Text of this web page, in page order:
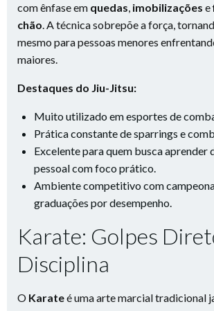
com ênfase em quedas, imobilizações e
chão. A técnica sobrepõe a força,
mesmo para pessoas menores
maiores.
Destaques do Jiu-Jitsu:
Muito utilizado em esportes de
Prática constante de sparrings e
Excelente para quem busca aprender
pessoal com foco prático.
Ambiente competitivo com
graduações por desempenho.
Karate: Golpes
Disciplina
O Karateé uma arte marcial tradicional